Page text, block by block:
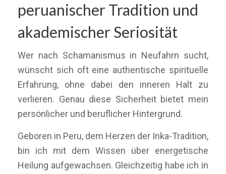
peruanischer Tradition und
akademischer Seriosität
Wer nach Schamanismus in Neufahrn sucht,
wünscht sich oft eine authentische spirituelle
Erfahrung, ohne dabei den inneren Halt zu
verlieren. Genau diese Sicherheit bietet mein
persönlicher und beruflicher Hintergrund.
Geboren in Peru, dem Herzen der Inka-Tradition,
bin ich mit dem Wissen über energetische
Heilung aufgewachsen. Gleichzeitig habe ich in